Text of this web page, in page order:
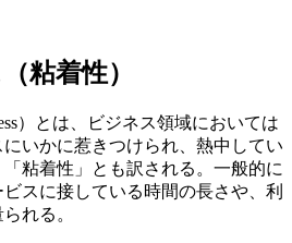
粘着性）
）とは、ビジネス領域においては
いかに惹きつけられ、熱中してい
粘着性」とも訳される。一般的に
スに接している時間の長さや、利
れる。